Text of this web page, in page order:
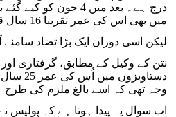
درج ہے۔ بعد میں 4
میں بھی اس کی عمر تقریباً 16 سال قرار دی گئی۔
لیکن اسی دوران ایک بڑا تضاد سامنے
نتن کے وکیل کے مطابق، گرفتاری
وجہ تھی کہ اسے بالغ ملزم کی طرح
اب سوال یہ پیدا ہوتا ہے کہ پولیس